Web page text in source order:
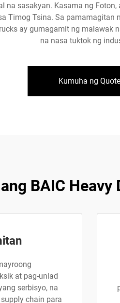
sasakyan. Kasama ng
Timog Tsina. Sa
ay gumagamit ng
na nasa tuktok ng
Kumuha ng Quote
BAIC Heavy
at pag-unlad
serbisyo, na
chain para